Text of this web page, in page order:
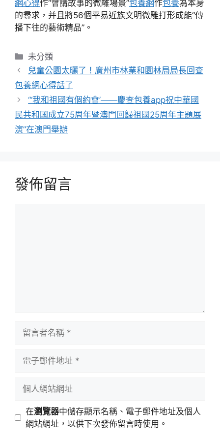
網心得作“會講故事的微雕場景”包養網作包養為本身
的尋求，并且將56個平易近族文明微雕打形成能“傳
播下往的藝術精品”。
分
類
未分類
兒童公園太曬了！廣州市林業和園林局局長回查
包養網心得話了
“‘我和祖國有個約會’——慶查包養app祝中華國
民共和國成立75周年暨澳門回歸祖國25周年主題展
演”在澳門舉辦
發佈留言
址
站
在瀏覽器中儲存顯示名稱、電子郵件地址及個人
網站網址，以供下次發佈留言時使用。